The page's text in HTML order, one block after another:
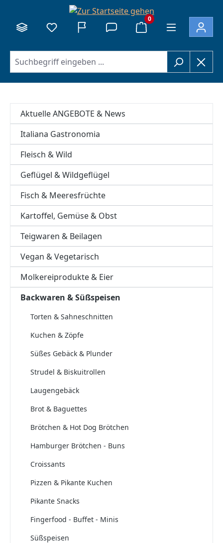
0
Aktuelle ANGEBOTE & News
Italiana Gastronomia
Fleisch & Wild
Geflügel & Wildgeflügel
Fisch & Meeresfrüchte
Kartoffel, Gemüse & Obst
Teigwaren & Beilagen
Vegan & Vegetarisch
Molkereiprodukte & Eier
Backwaren & Süßspeisen
Torten & Sahneschnitten
Kuchen & Zöpfe
Süßes Gebäck & Plunder
Strudel & Biskuitrollen
Laugengebäck
Brot & Baguettes
Brötchen & Hot Dog Brötchen
Hamburger Brötchen - Buns
Croissants
Pizzen & Pikante Kuchen
Pikante Snacks
Fingerfood - Buffet - Minis
Süßspeisen